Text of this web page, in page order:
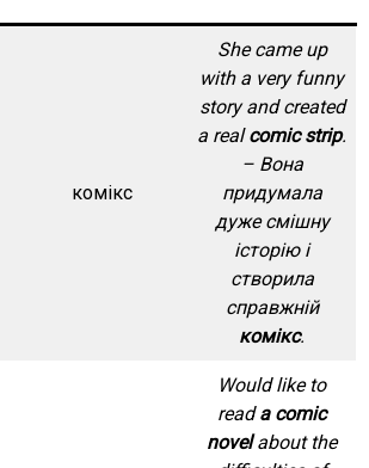
комікс
She came up
with a very funny
story and created
a realcomic strip.
– Вона
придумала
дуже смішну
історію і
створила
справжній
комікс.
Would like to
reada comic
novelabout the